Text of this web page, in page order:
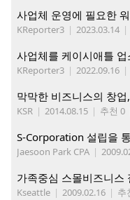
사업체 운영에 필요한
KReporter3 | 2023.03.14 |
사업체를 케이시애틀
KReporter3 | 2022.09.16 |
막막한 비즈니스의 창
KSR | 2014.08.15 | 추천 0
S-Corporation 설립을
Jaesoon Park CPA |
가족중심 스몰비즈니스
Kseattle | 2009.02.16 | 추